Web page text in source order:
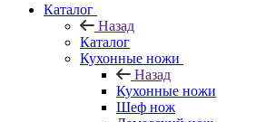
Каталог
Назад
Каталог
Кухонные ножи
Назад
Кухонные ножи
Шеф нож